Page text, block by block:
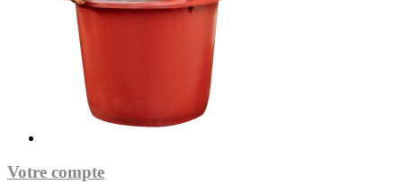
Votre compte